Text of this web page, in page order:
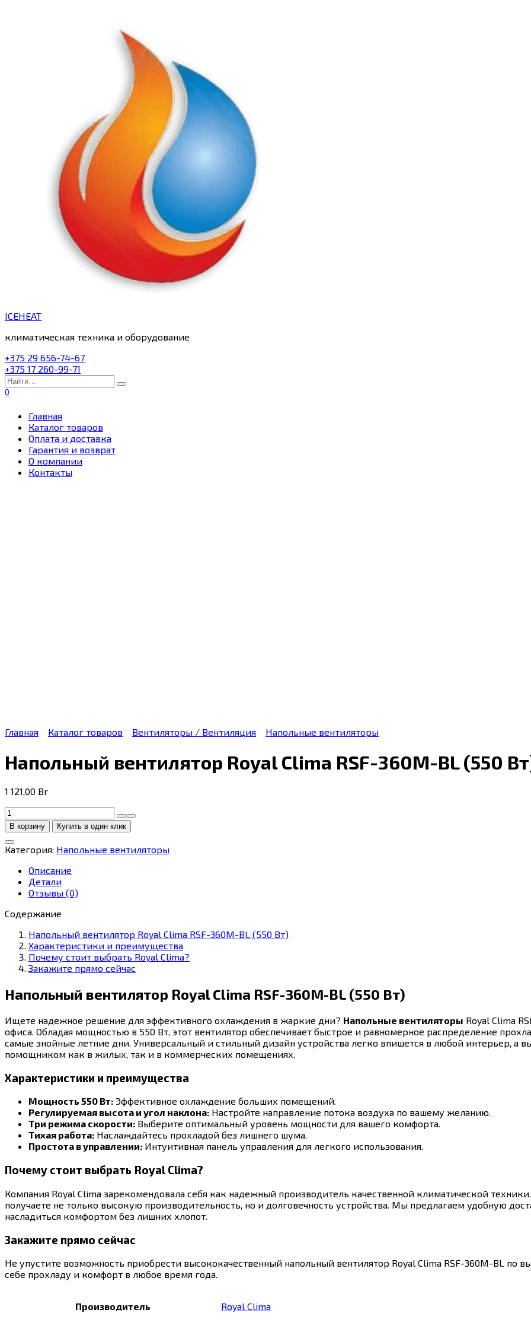
ICEHEAT
климатическая техника и оборудование
+375 29 656-74-67
+375 17 260-99-71
Search
for:
0
Главная
Каталог товаров
Оплата и доставка
Гарантия и возврат
О компании
Контакты
Главная Каталог товаров Вентиляторы / Вентиляция Напольные вентиляторы
Напольный вентилятор Royal Clima RSF-360M-BL (550
1 121,00 Br
Количество
товара
Напольный
вентилятор
Royal
Clima
RSF-
360M-
(550
В корзину Купить в один клик
Категория: Напольные вентиляторы
Описание
Детали
Отзывы (0)
Содержание
Напольный вентилятор Royal Clima RSF-360M-BL (550 Вт)
Характеристики и преимущества
Почему стоит выбрать Royal Clima?
Закажите прямо сейчас
Напольный вентилятор Royal Clima RSF-360M-BL (550 Вт)
Ищете надежное решение для эффективного охлаждения в жаркие дни? Напольные вентиляторы Royal Clima
офиса. Обладая мощностью в 550 Вт, этот вентилятор обеспечивает быстрое и равномерное распределение
самые знойные летние дни. Универсальный и стильный дизайн устройства легко впишется в любой интерьер, а
помощником как в жилых, так и в коммерческих помещениях.
Характеристики и преимущества
Мощность 550 Вт: Эффективное охлаждение больших помещений.
Регулируемая высота и угол наклона: Настройте направление потока воздуха по вашему желанию.
Три режима скорости: Выберите оптимальный уровень мощности для вашего комфорта.
Тихая работа: Наслаждайтесь прохладой без лишнего шума.
Простота в управлении: Интуитивная панель управления для легкого использования.
Почему стоит выбрать Royal Clima?
Компания Royal Clima зарекомендовала себя как надежный производитель качественной климатической
получаете не только высокую производительность, но и долговечность устройства. Мы предлагаем удобную
насладиться комфортом без лишних хлопот.
Закажите прямо сейчас
Не упустите возможность приобрести высококачественный напольный вентилятор Royal Clima RSF-360M-BL по
себе прохладу и комфорт в любое время года.
Производитель Royal Clima